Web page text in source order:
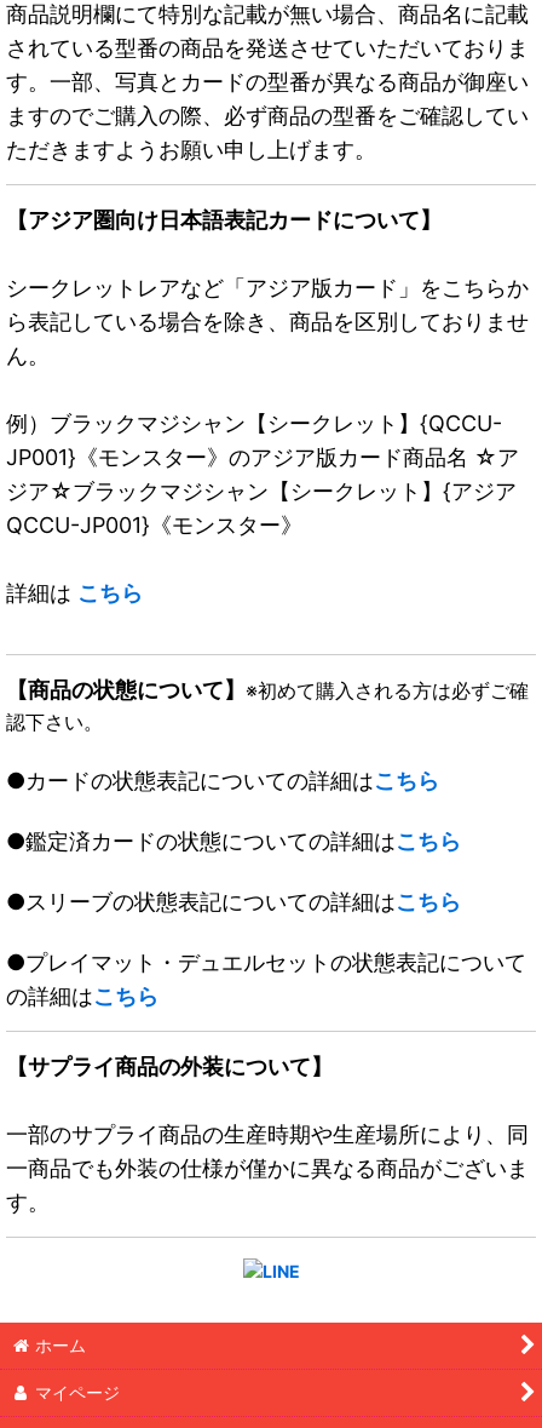
商品説明欄にて特別な記載が無い場合、商品名に記載
されている型番の商品を発送させていただいておりま
す。一部、写真とカードの型番が異なる商品が御座い
ますのでご購入の際、必ず商品の型番をご確認してい
ただきますようお願い申し上げます。
【アジア圏向け日本語表記カードについて】
シークレットレアなど「アジア版カード」をこちらか
ら表記している場合を除き、商品を区別しておりませ
ん。
例）ブラックマジシャン【シークレット】{QCCU-
JP001}《モンスター》のアジア版カード商品名 ☆ア
ジア☆ブラックマジシャン【シークレット】{アジア
QCCU-JP001}《モンスター》
詳細は こちら
【商品の状態について】 ※初めて購入される方は必ずご確
認下さい。
●カードの状態表記についての詳細はこちら
●鑑定済カードの状態についての詳細はこちら
●スリーブの状態表記についての詳細はこちら
●プレイマット・デュエルセットの状態表記について
の詳細はこちら
【サプライ商品の外装について】
一部のサプライ商品の生産時期や生産場所により、同
一商品でも外装の仕様が僅かに異なる商品がございま
す。
ホーム
マイページ